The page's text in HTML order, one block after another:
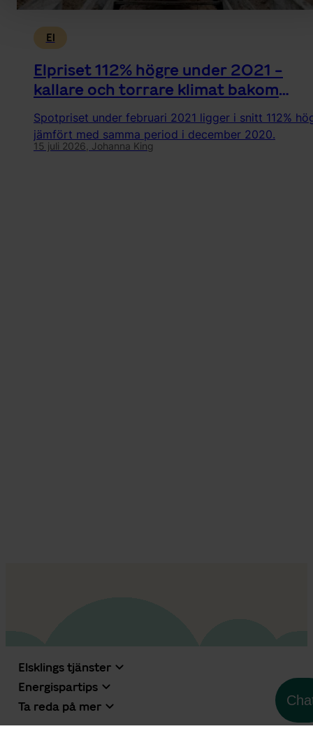
El
Elpriset 112% högre under 2021 -
kallare och torrare klimat bakom
ökningen
Spotpriset under februari 2021 ligger i snitt 112%
jämfört med samma period i december 2020.
15 juli 2026, Johanna King
Elsklings tjänster
Energispartips
Ta reda på mer